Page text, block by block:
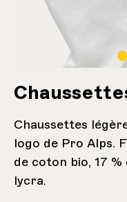
Chaussettes
logo de Pro Alps.
de coton bio, 17
lycra.